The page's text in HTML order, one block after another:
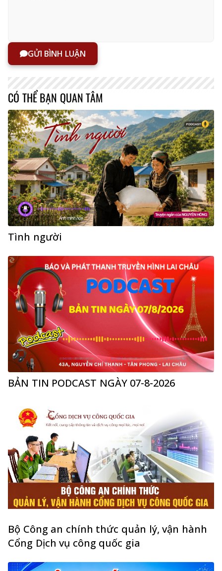
GỬI BÌNH LUẬN
CÓ THỂ BẠN QUAN TÂM
Tình người
BẢN TIN PODCAST NGÀY 07-8-2026
Bộ Công an chính thức quản lý, vận hành
Cổng Dịch vụ công quốc gia